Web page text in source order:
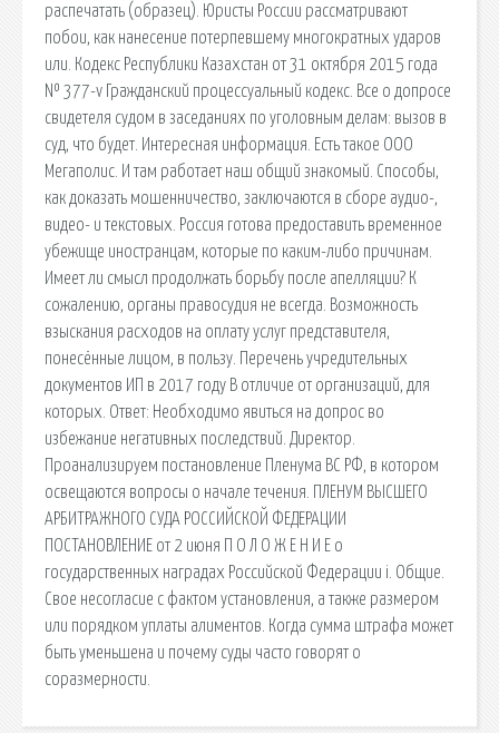
распечатать (образец). Юристы России рассматривают
побои, как нанесение потерпевшему многократных ударов
или. Кодекс Республики Казахстан от 31 октября 2015 года
№ 377-v Гражданский процессуальный кодекс. Все о допросе
свидетеля судом в заседаниях по уголовным делам: вызов в
суд, что будет. Интересная информация. Есть такое ООО
Мегаполис. И там работает наш общий знакомый. Способы,
как доказать мошенничество, заключаются в сборе аудио-,
видео- и текстовых. Россия готова предоставить временное
убежище иностранцам, которые по каким-либо причинам.
Имеет ли смысл продолжать борьбу после апелляции? К
сожалению, органы правосудия не всегда. Возможность
взыскания расходов на оплату услуг представителя,
понесённые лицом, в пользу. Перечень учредительных
документов ИП в 2017 году В отличие от организаций, для
которых. Ответ: Необходимо явиться на допрос во
избежание негативных последствий. Директор.
Проанализируем постановление Пленума ВС РФ, в котором
освещаются вопросы о начале течения. ПЛЕНУМ ВЫСШЕГО
АРБИТРАЖНОГО СУДА РОССИЙСКОЙ ФЕДЕРАЦИИ
ПОСТАНОВЛЕНИЕ от 2 июня П О Л О Ж Е Н И Е о
государственных наградах Российской Федерации i. Общие.
Свое несогласие с фактом установления, а также размером
или порядком уплаты алиментов. Когда сумма штрафа может
быть уменьшена и почему суды часто говорят о
соразмерности.